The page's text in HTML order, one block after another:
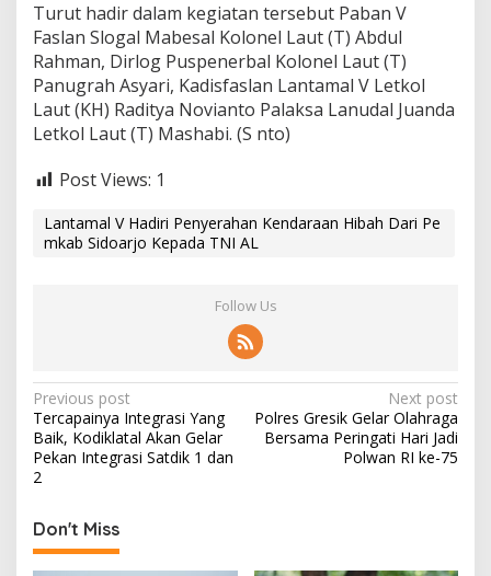
A
L
Turut hadir dalam kegiatan tersebut Paban V
Faslan Slogal Mabesal Kolonel Laut (T) Abdul
Rahman, Dirlog Puspenerbal Kolonel Laut (T)
Panugrah Asyari, Kadisfaslan Lantamal V Letkol
Laut (KH) Raditya Novianto Palaksa Lanudal Juanda
Letkol Laut (T) Mashabi. (S nto)
Post Views: 1
Lantamal V Hadiri Penyerahan Kendaraan Hibah Dari Pe
mkab Sidoarjo Kepada TNI AL
Follow Us
P
o
s
t
n
a
Previous post
Tercapainya Integrasi Yang
Baik, Kodiklatal Akan Gelar
Pekan Integrasi Satdik 1 dan
2
Next post
Polres Gresik Gelar Olahraga
Bersama Peringati Hari Jadi
Polwan RI ke-75
Don't Miss